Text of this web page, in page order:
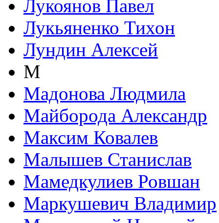
Лукоянов Павел
Лукьяненко Тихон
Лундин Алексей
М
Мадонова Людмила
Майборода Александр
Максим Ковалев
Малышев Станислав
Мамедкулиев Ровшан
Маркушевич Владимир